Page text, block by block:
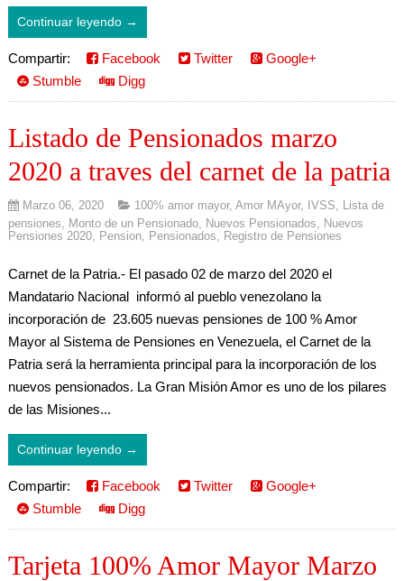
Continuar leyendo →
Compartir: Facebook Twitter
Google+
Stumble
Digg
Listado de Pensionados marzo
2020 a traves del carnet de la patria
Marzo 06, 2020 100% amor mayor, Amor MAyor, IVSS
Lista de
pensiones
Monto de un Pensionado, Nuevos Pensionados
Nuevos
Pensiones 2020, Pension, Pensionados Registro de Pensiones
Carnet de la Patria.- El pasado 02 de marzo del 2020 el
Mandatario Nacional informó al pueblo venezolano la
incorporación de 23.605 nuevas pensiones de 100 % Amor
Mayor al Sistema de Pensiones en Venezuela, el Carnet de la
Patria será la herramienta principal para la incorporación de los
nuevos pensionados. La Gran Misión Amor es uno de los pilares
de las Misiones...
Continuar leyendo →
Compartir: Facebook Twitter
Google+
Stumble
Digg
Tarjeta 100% Amor Mayor Marzo